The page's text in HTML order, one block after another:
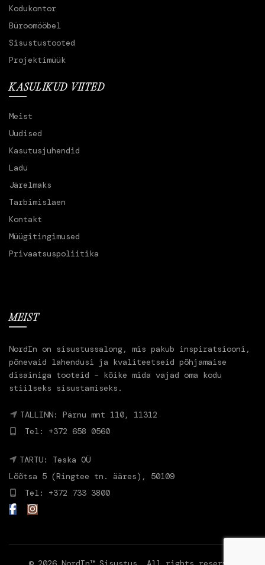
Kodukontor
Büroomööbel
Sisustustooted
Projektimüük
KASULIKUD VIITED
Meist
Uudised
Kasutusjuhendid
Ladu
Järelmaks
Tarbimislaen
Kontakt
Müügitingimused
Privaatsuspoliitika
MEIST
NordIn on sisustussalong, mis pakub inspiratsiooni,
põnevaid lahendusi ja kvaliteetseid põhjamaise
disainiga tooteid – kõike mida vajad oma kodu
stiilseks sisustamiseks.
TALLINN: Pärnu mnt 110, 11312
Tel: +372 658 0560
TARTU: Teska OÜ
Lõõtsa 5 (Ringtee tn. ääres), 50109
Tel: +372 733 3800